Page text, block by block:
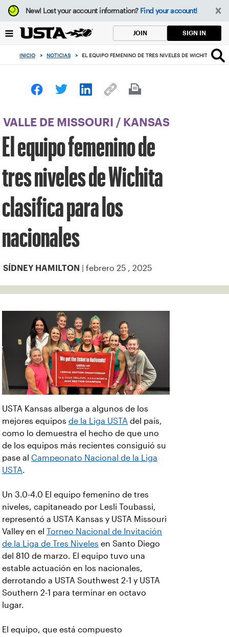
Enfoque
desde
botón
volver
principio
New!Lost your account information? Find your account!
JOIN SIGN IN
INICIO > NOTICIAS > EL EQUIPO FEMENINO DE TRES NIVELES DE WICHITA
VALLE DE MISSOURI / KANSAS
El equipo femenino de
tres niveles de Wichita
clasifica para los
nacionales
SÍDNEY HAMILTON | febrero 25 , 2025
USTA Kansas alberga a algunos de los
mejores equipos de la Liga USTA del país,
como lo demuestra el hecho de que uno
de los equipos más recientes consiguió su
pase al Campeonato Nacional de la Liga
USTA.
Un 3.0-4.0 El equipo femenino de tres
niveles, capitaneado por Lesli Toubassi,
representó a USTA Kansas y USTA Missouri
Valley en el Torneo Nacional de Invitación
de la Liga de Tres Niveles en Santo Diego
del 810 de marzo. El equipo tuvo una
estable actuación en los nacionales,
derrotando a USTA Southwest 2-1 y USTA
Southern 2-1 para terminar en octavo
lugar.
El equipo, que está compuesto